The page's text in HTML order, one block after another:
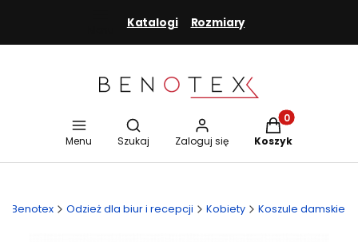
Katalogi Rozmiary
Menu
Otwórz wyszukiwarkę
Szukaj Zaloguj się
Produkty w
Koszyk
Benotex Odzież dla biur i recepcji Kobiety Koszule damskie